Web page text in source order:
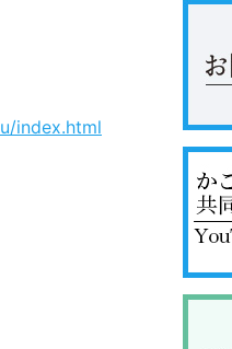
index.html